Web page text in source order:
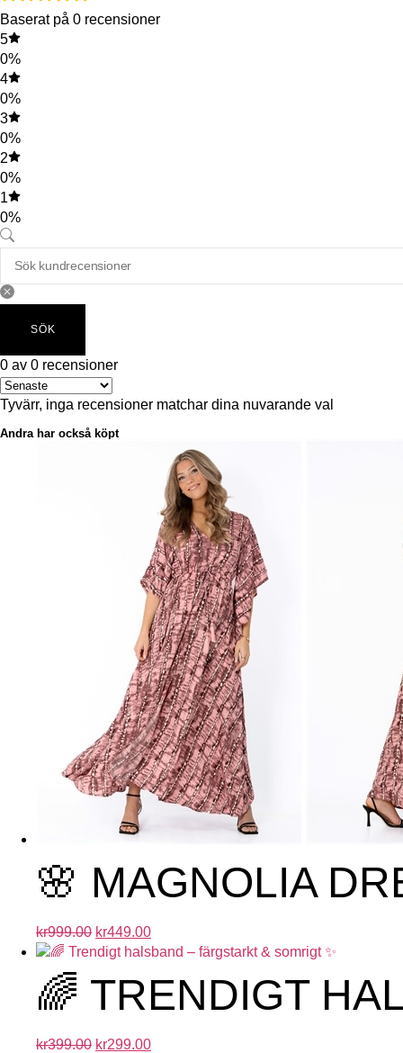
Baserat på 0 recensioner
5
0%
4
0%
3
0%
2
0%
1
0%
SÖK
0 av 0 recensioner
Tyvärr, inga recensioner matchar dina nuvarande val
Andra har också köpt
🌸 MAGNOLIA
kr999.00 kr449.00
🌈 TRENDIGT
kr399.00 kr299.00